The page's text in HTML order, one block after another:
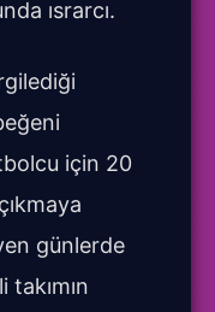
ısrarcı.
için 20
günlerde